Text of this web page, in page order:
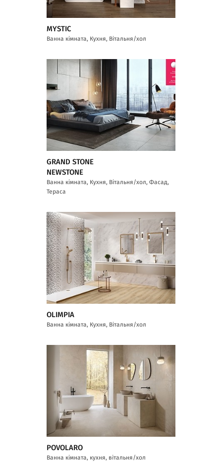
MYSTIC
Ванна кімната, Кухня, Вітальня/хол
GRAND STONE
NEWSTONE
Ванна кімната, Кухня, Вітальня/хол, Фасад,
Тераса
OLIMPIA
Ванна кімната, Кухня, Вітальня/хол
POVOLARO
Ванна кімната, кухня, вітальня/хол